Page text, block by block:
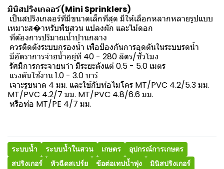
มินิสปริงเกลอร์ (Mini Sprinklers)
เป็นสปริงเกลอร์ทีมีขนาดเล็กทีสุด มีให้เลือกหลากหลายรูปแบบ
เหมาะส�าหรับพืชสวน แปลงผัก และไม้ดอก
ทีต้องการปริมาณน้ำปานกลาง
ควรติดตังระบบกรองน้ำ เพือป้องกันการอุดตันในระบบรดน้ำ
มีอัตราการจ่ายน้ำอยู่ที 40 - 280 ลิตร/ชัวโมง
รัศมีการกระจายนาำ มีระยะตังแต่ 0.5 - 5.0 เมตร
แรงดันใช้งาน 1.0 - 3.0 บาร์
เจาะรูขนาด 4 มม. และใช้กับท่อไมโคร MT/PVC 4.2/5.3 มม.
MT/PVC 4.2/7 มม. MT/PVC 4.8/6.6 มม.
หรือท่อ MT/PE 4/7 มม.
ระบบน้ำ ระบบน้ำในสวน เกษตร
อุปกรณ์การเกษตร
สปริงเกอร์
หัวฉีดสเปร์ย ข้อต่อเทปน้ำพุ่ง
มินิสปริงเกอร์